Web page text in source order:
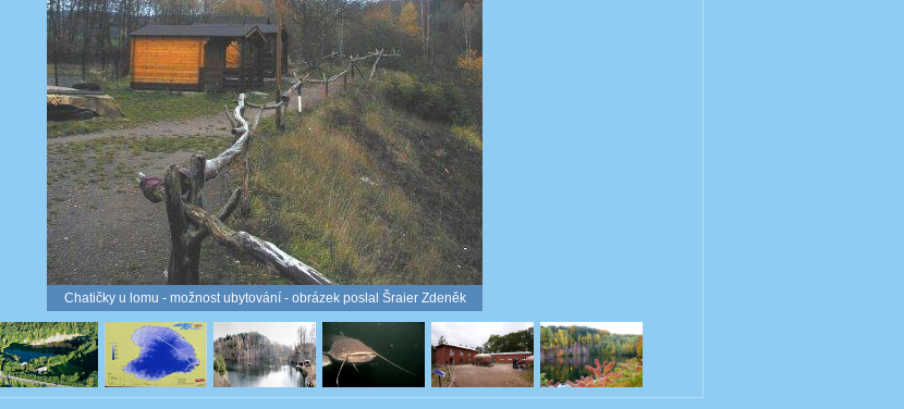
Chatičky u lomu - možnost ubytování - obrázek poslal Šraier Zdeněk